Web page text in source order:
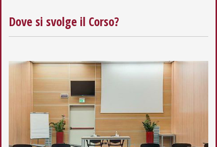
Dove si svolge il Corso?